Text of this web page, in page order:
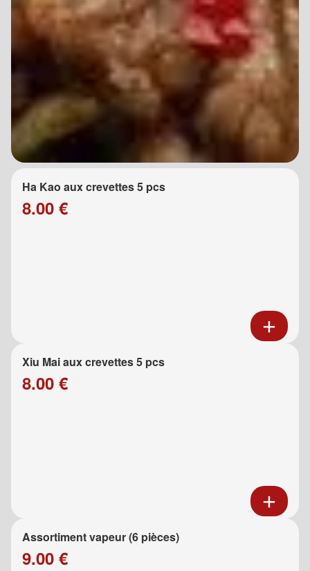
Ha Kao aux crevettes 5 pcs
8.00 €
Xiu Mai aux crevettes 5 pcs
8.00 €
Assortiment vapeur (6 pièces)
9.00 €